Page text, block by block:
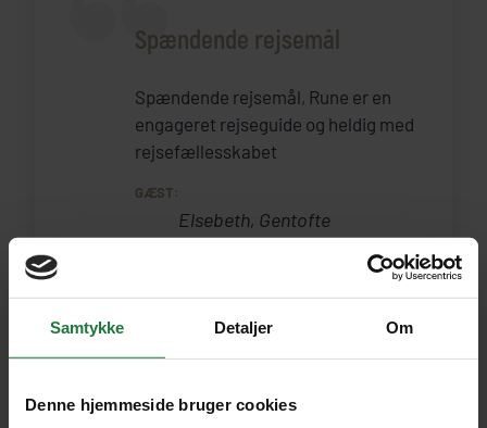
Samtykke Detaljer Om
Denne hjemmeside bruger cookies
Spændende rejsemål
Spændende rejsemål, Rune er en
engageret rejseguide og heldig med
rejsefællesskabet
GÆST:
Elsebeth, Gentofte
Behagelig at rejse med